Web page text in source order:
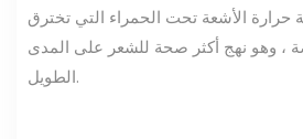
حرارة الأشعة تحت الحمراء التي تخترق
، وهو نهج أكثر صحة للشعر على المدى
الطويل.